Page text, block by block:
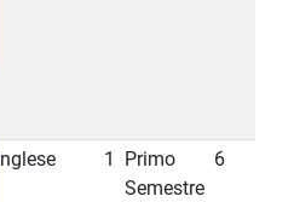
Inglese 1
Primo
Semestre
6